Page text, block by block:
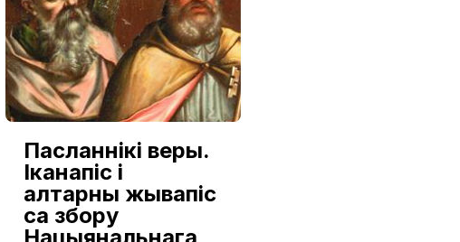
Пасланнікі веры.
Іканапіс і
алтарны жывапіс
са збору